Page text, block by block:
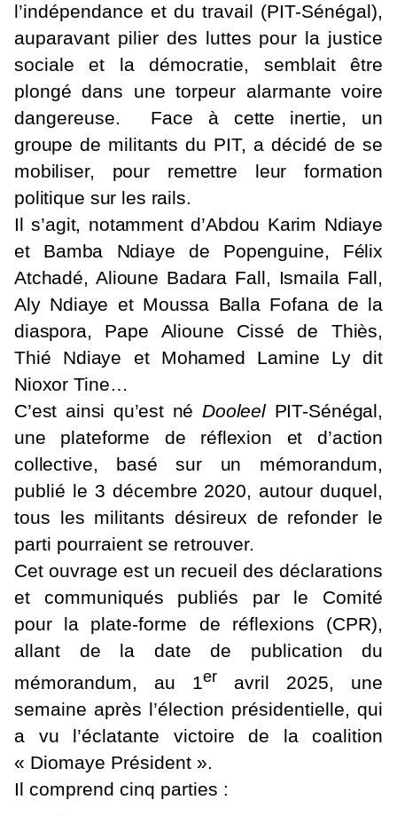
l’indépendance et du travail (PIT-Sénégal),
auparavant pilier des luttes pour la justice
sociale et la démocratie, semblait être
plongé dans une torpeur alarmante voire
dangereuse. Face à cette inertie, un
groupe de militants du PIT, a décidé de se
mobiliser, pour remettre leur formation
politique sur les rails.
Il s’agit, notamment d’Abdou Karim Ndiaye
et Bamba Ndiaye de Popenguine, Félix
Atchadé, Alioune Badara Fall, Ismaila Fall,
Aly Ndiaye et Moussa Balla Fofana de la
diaspora, Pape Alioune Cissé de Thiès,
Thié Ndiaye et Mohamed Lamine Ly dit
Nioxor Tine…
C’est ainsi qu’est né Dooleel PIT-Sénégal,
une plateforme de réflexion et d’action
collective, basé sur un mémorandum,
publié le 3 décembre 2020, autour duquel,
tous les militants désireux de refonder le
parti pourraient se retrouver.
Cet ouvrage est un recueil des déclarations
et communiqués publiés par le Comité
pour la plate-forme de réflexions (CPR),
allant de la date de publication du
mémorandum, au 1er avril 2025, une
semaine après l’élection présidentielle, qui
a vu l’éclatante victoire de la coalition
« Diomaye Président ».
Il comprend cinq parties :